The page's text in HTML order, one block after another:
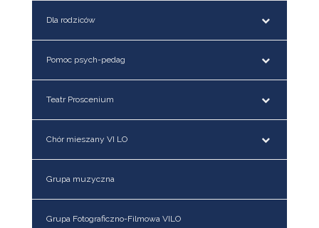
Dla rodziców
Pomoc psych-pedag
Teatr Proscenium
Chór mieszany VI LO
Grupa muzyczna
Grupa Fotograficzno-Filmowa VILO